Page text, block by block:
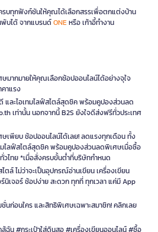
รบทุกฟังก์ชันให้คุณได้เลือกสรรเพื่อตกแต่งบ้าน
พับได้ จากแบรนด์ONEหรือ เก้าอี้ทำงาน
ษมากมายให้คุณเลือกช้อปออนไลน์ได้อย่างจุใจ
าแรง
และไอเทมไลฟ์สไตล์สุดชิค พร้อมคูปองส่วนลด
เท่านั้น นอกจากนี้ B2S ยังใจดีส่งฟรีทั่วประเทศ
ษเพียบ ช้อปออนไลน์ได้เลย! ลดแรงทุกเดือน ทั้ง
ไลฟ์สไตล์สุดชิค พร้อมคูปองส่วนลดพิเศษเมื่อซื้อ
วไทย *เมื่อสั่งครบขั้นต่ำที่บริษัทกำหนด
ล์ ไม่ว่าจะเป็นอุปกรณ์อ่านเขียน เครื่องเขียน
เจอร์ ช้อปง่าย สะดวก ทุกที่ ทุกเวลา แค่มี App
ชั่นก่อนใคร และสิทธิพิเศษเฉพาะสมาชิก! คลิกเลย
ฉัน #กระเป๋าใส่ดินสอ #เครื่องเขียนออนไลน์ #ซื้อ